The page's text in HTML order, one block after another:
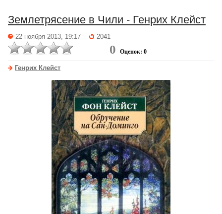
Землетрясение в Чили - Генрих Клейст
22 ноября 2013, 19:17 2041
0 Оценок: 0
Генрих Клейст